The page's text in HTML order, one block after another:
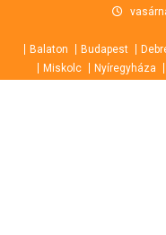
contentBalaton Budapest
Miskolc
Nyíregyháza